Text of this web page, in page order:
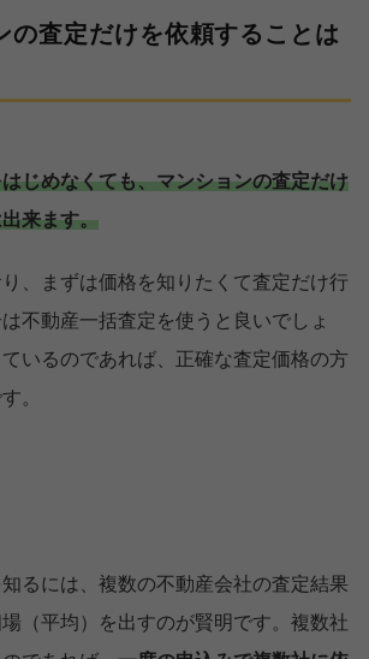
の査定だけを依頼することは
じめなくても、マンションの査定だけ
来ます。
、まずは価格を知りたくて査定だけ行
不動産一括査定を使うと良いでしょ
いるのであれば、正確な査定価格の方
。
るには、複数の不動産会社の査定結果
（平均）を出すのが賢明です。複数社